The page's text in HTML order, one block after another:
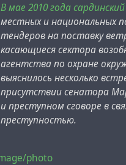
В мае 2010 года
местных и национальных
тендеров на поставку
касающиеся сектора
агентства по охране
выяснилось несколько
присутствии сенатора
и преступном сговоре в
преступностью.